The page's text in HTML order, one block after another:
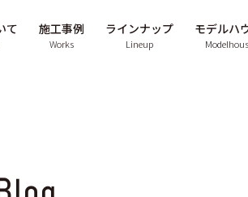
て 施工事例
Works
ラインナップ
Lineup
モデルハ